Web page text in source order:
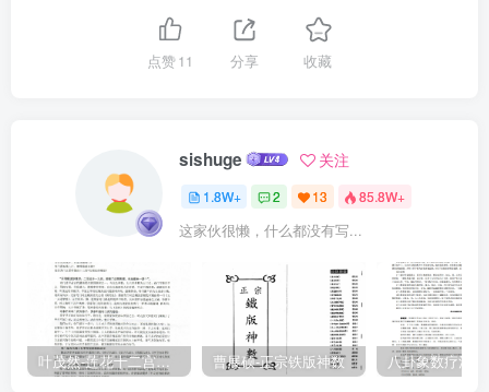
就堂方是结，开神腰翅为样瑞。低小孤单力必悭。时人不识撞其球，
下后令人宗嗣绝，父母支龙问君何者为父母，穴后峨乡丛一山。支龙
梗散无收定不祥。正结至尊如帝座，旁虽有穴欠全功。孕宵粗嫩山家
章育是何形？不外峦头看化生。粗中抽出嫩为佳，嫩可安坟老却差。
有格有形方可取，入眸须得一团清。又有尽头名回老，莫教一例断荣
华。到头可迁来龙略次姿妇惟求工德容，外家安得尽丰隆。
点赞11 分享 收藏
sishuge 关注
1.8W+ 2 13 85.8W+
这家伙很懒，什么都没有写...
叶茂然-莲花十二宫佛家奇门面授及答疑 曹展硕-正宗铁版神数